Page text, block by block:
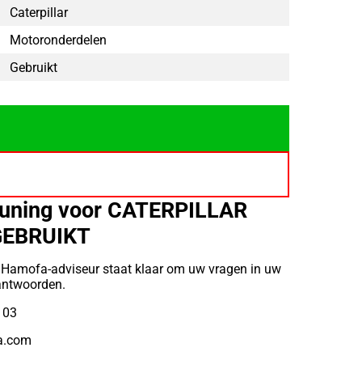
Caterpillar
Motoronderdelen
Gebruikt
voor CATERPILLAR
adviseur staat klaar om uw vragen in uw